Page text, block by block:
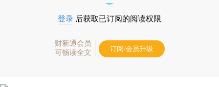
登录 后获取已订阅的阅读权限
财新通会员
可畅读全文
订阅/会员升级